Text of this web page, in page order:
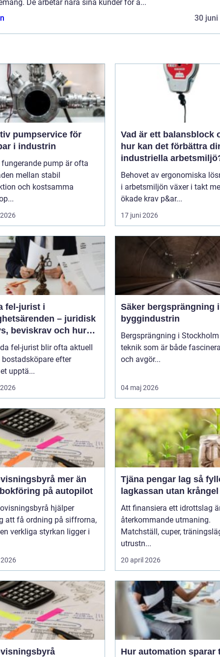
De arbetar nära sina kunder för a...
30 juni
pumpservice för
i industrin
fungerande pump är ofta
mellan stabil
och kostsamma
Vad är ett balansblock
hur kan det förbättra
industriella
Behovet av ergonomiska
i arbetsmiljön växer i takt
ökade krav p&ar...
17 juni 2026
fel-jurist i
– juridisk
beviskrav och hur
fördelas vid
fel-jurist blir ofta aktuell
bostadsköpare efter
upptä...
Säker bergsprängning
byggindustrin
Bergsprängning i
teknik som är både
och avgör...
04 maj 2026
mer än
på autopilot
hjälper
att få ordning på siffrorna,
verkliga styrkan ligger i
Tjäna pengar lag så fyller ni
lagkassan utan krångel
Att finansiera ett idrottslag
återkommande utmaning.
Matchställ, cuper,
utrustn...
20 april 2026
Hur automation sparar